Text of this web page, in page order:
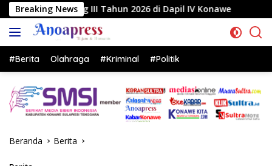
Langsung
ke
konten
Breaking News
2026 di Dapil IV Konawe Reses di Labela,
#Berita Olahraga #Kriminal #Politik
Beranda Berita